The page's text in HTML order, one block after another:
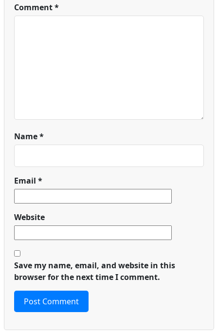
Comment*
Name*
Email *
Website
Save my name, email, and website in this
browser for the next time I comment.